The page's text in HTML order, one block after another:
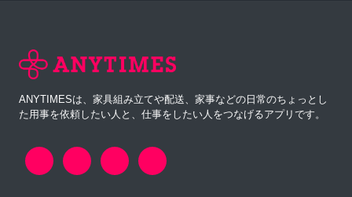
ANYTIMESは、家具組み立てや配送、家事などの日常のちょっとし
た用事を依頼したい人と、仕事をしたい人をつなげるアプリです。